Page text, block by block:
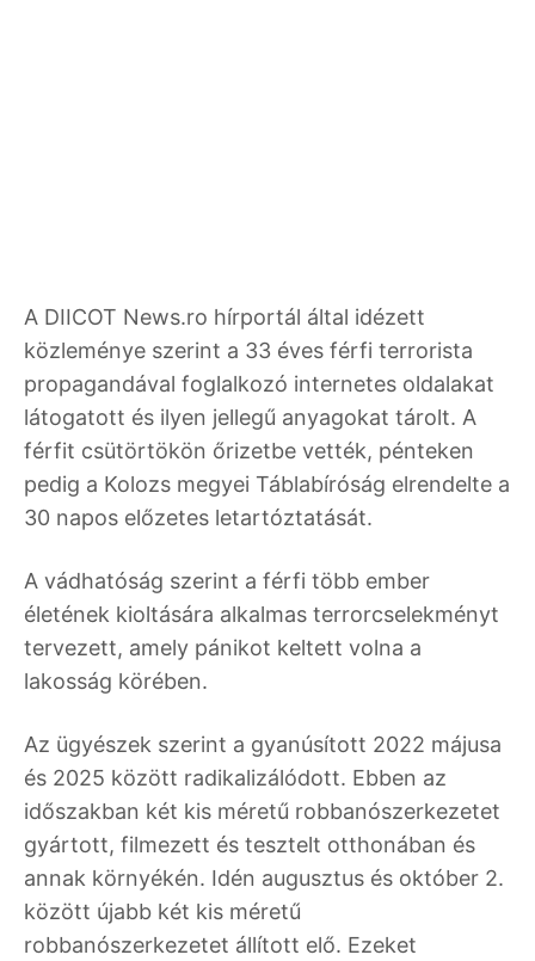
A DIICOT News.ro hírportál által idézett
közleménye szerint a 33 éves férfi terrorista
propagandával foglalkozó internetes oldalakat
látogatott és ilyen jellegű anyagokat tárolt. A
férfit csütörtökön őrizetbe vették, pénteken
pedig a Kolozs megyei Táblabíróság elrendelte a
30 napos előzetes letartóztatását.
A vádhatóság szerint a férfi több ember
életének kioltására alkalmas terrorcselekményt
tervezett, amely pánikot keltett volna a
lakosság körében.
Az ügyészek szerint a gyanúsított 2022 májusa
és 2025 között radikalizálódott. Ebben az
időszakban két kis méretű robbanószerkezetet
gyártott, filmezett és tesztelt otthonában és
annak környékén. Idén augusztus és október 2.
között újabb két kis méretű
robbanószerkezetet állított elő. Ezeket